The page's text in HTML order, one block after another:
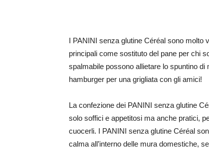
I PANINI senza glutine Céréal sono molto
principali come sostituto del pane per chi
spalmabile possono allietare lo spuntino
hamburger per una grigliata con gli amici!
La confezione dei PANINI senza glutine
solo soffici e appetitosi ma anche pratici,
cuocerli. I PANINI senza glutine Céréal
calma all’interno delle mura domestiche,